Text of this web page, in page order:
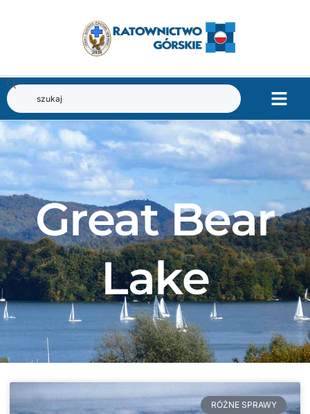
Great Bear
Lake
RÓŻNE SPRAWY